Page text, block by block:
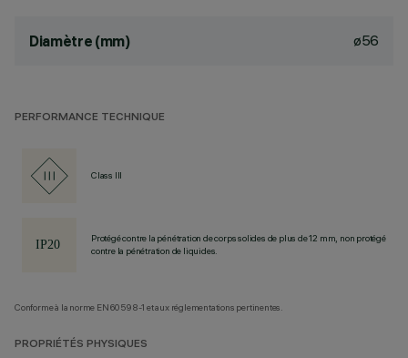
Diamètre (mm) ø56
PERFORMANCE TECHNIQUE
Class III
Protégé contre la pénétration de corps solides de plus de 12 mm, non protégé
contre la pénétration de liquides.
Conforme à la norme EN60598-1 et aux réglementations pertinentes.
PROPRIÉTÉS PHYSIQUES